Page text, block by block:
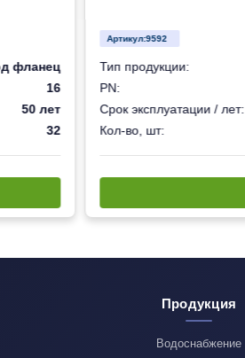
фланец
16
50 лет
32
Артикул:9592
Тип продукции:
PN:
Срок эксплуатации / лет:
Кол-во, шт:
Продукция
Водоснабжение